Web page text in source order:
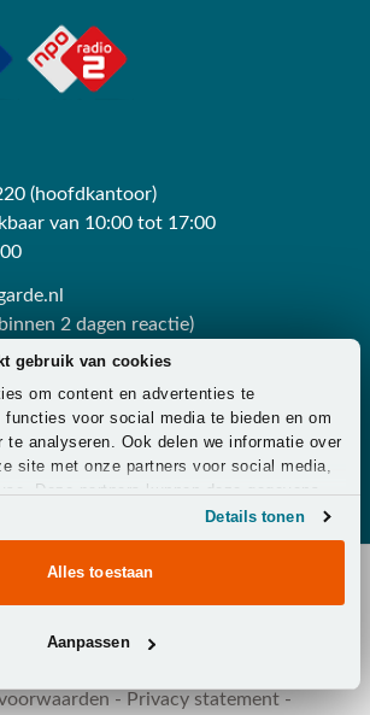
gebruik van cookies
om content en advertenties te
functies voor social media te bieden en om
te analyseren. Ook delen we informatie over
site met onze partners voor social media,
Deze partners kunnen deze gegevens
informatie die u aan ze heeft verstrekt
op basis van uw gebruik van hun
Details tonen
Alles toestaan
Aanpassen
(hoofdkantoor)
van 10:00 tot 17:00
2 dagen reactie)
3 uur reactie)
- Van der Garde Tuinmeubelen -
- Privacy statement-